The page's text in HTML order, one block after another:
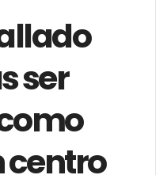
ser
centro